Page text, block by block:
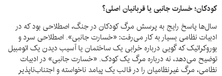
کودکان؛ خسارت جانبی یا قربانیان اصلی؟
سال‌ها پاسخ رایج به پرسش مرگ کودکان در جنگ، اصطلاحی بود که در
ادبیات نظامی بسیار به کار می‌رفت: «خسارت جانبی». اصطلاحی سرد و
بوروکراتیک که گویی درباره خرابی یک ساختمان یا آسیب دیدن یک اتومبیل
توضیح می‌دهد، نه درباره مرگ یک کودک. «خسارت جانبی» در ادبیات
نظامی، مرگ غیرنظامیان را در قالب یک پیامد ناخواسته و اجتناب‌ناپذیر